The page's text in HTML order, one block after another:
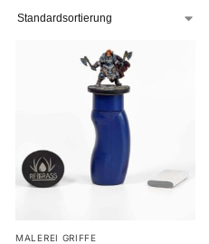
MALEREI GRIFFE